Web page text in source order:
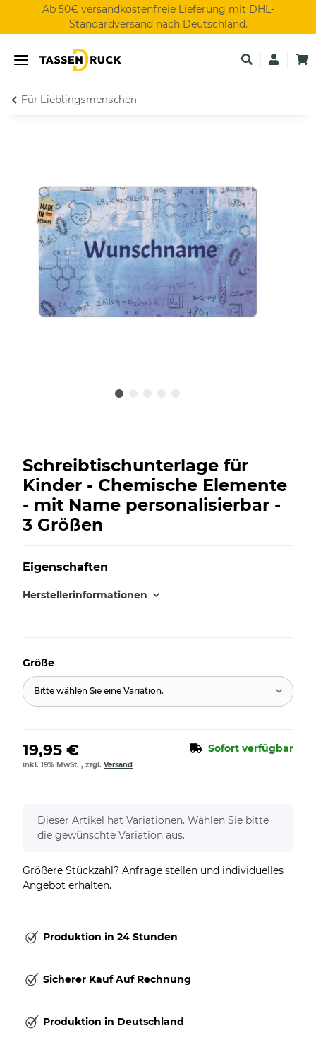
Ab 50€ versandkostenfreie Lieferung mit DHL-
Standardversand nach Deutschland.
Für Lieblingsmenschen
Schreibtischunterlage für
Kinder - Chemische Elemente
- mit Name personalisierbar -
3 Größen
Eigenschaften
Herstellerinformationen
Größe
Bitte wählen Sie eine Variation.
19,95 € Sofort verfügbar
inkl. 19% MwSt. , zzgl. Versand
x
Dieser Artikel hat Variationen. Wählen Sie bitte
die gewünschte Variation aus.
Größere Stückzahl? Anfrage stellen und individuelles
Angebot erhalten.
Produktion in 24 Stunden
Sicherer Kauf Auf Rechnung
Produktion in Deutschland